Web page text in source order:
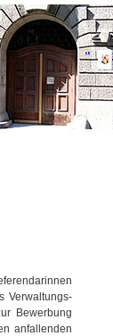
Verwaltungs-
Bewerbung
anfallenden